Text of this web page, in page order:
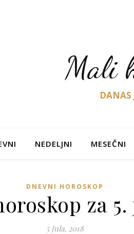
Mali
DANAS
NEDELJNI MESEČNI
DNEVNI HOROSKOP
za 5.
5 Jula, 2018